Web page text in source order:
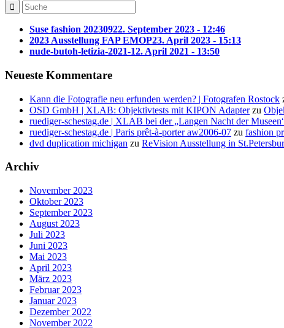
Suse fashion 20230922. September 2023 - 12:46
2023 Ausstellung FAP EMOP23. April 2023 - 15:13
nude-butoh-letizia-2021-12. April 2021 - 13:50
Neueste Kommentare
Kann die Fotografie neu erfunden werden? | Fotografen Rostock
OSD GmbH | XLAB: Objektivtests mit KIPON Adapterzu
ruediger-schestag.de | XLAB bei der „Langen Nacht der
ruediger-schestag.de | Paris prêt-à-porter aw2006-07 zu fashion
dvd duplication michigan zu ReVision Ausstellung in
Archiv
November 2023
Oktober 2023
September 2023
August 2023
Juli 2023
Juni 2023
Mai 2023
April 2023
März 2023
Februar 2023
Januar 2023
Dezember 2022
November 2022